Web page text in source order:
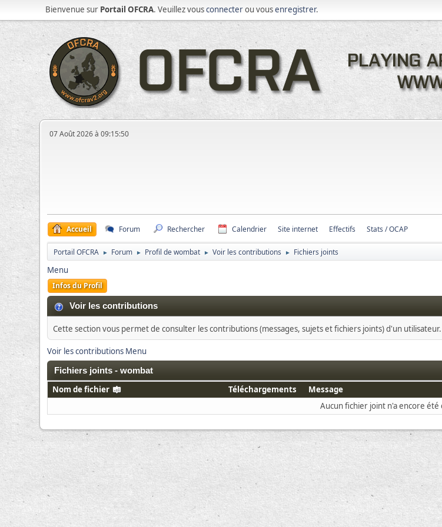
Bienvenue sur Portail OFCRA. Veuillez vousconnecterou vousenregistrer.
07 Août 2026 à 09:15:50
Accueil Forum Rechercher Calendrier Site internet Effectifs Stats / OCAP
Portail OFCRA ► Forum ► Profil de wombat ► Voir les contributions ► Fichiers joints
Menu
Infos du Profil
Voir les contributions
Cette section vous permet de consulter les contributions (messages, sujets et fichiers joints) d'un
Voir les contributions Menu
Fichiers joints - wombat
Nom de fichier Téléchargements Message
Aucun fichier joint n'a encore été